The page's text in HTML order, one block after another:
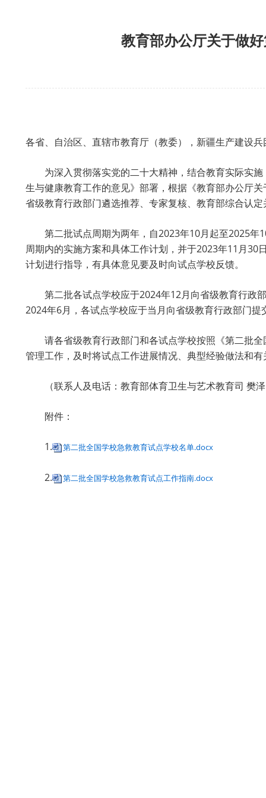
教育部办公厅关于做
各省、自治区、直辖市教育厅（教委），新疆生产建设
为深入贯彻落实党的二十大精神，结合教育实际实
生与健康教育工作的意见》部署，根据《教育部办公厅
省级教育行政部门遴选推荐、专家复核、教育部综合认
第二批试点周期为两年，自2023年10月起至2025
周期内的实施方案和具体工作计划，并于2023年11月
计划进行指导，有具体意见要及时向试点学校反馈。
第二批各试点学校应于2024年12月向省级教育行政
2024年6月，各试点学校应于当月向省级教育行政部门
请各省级教育行政部门和各试点学校按照《第二批
管理工作，及时将试点工作进展情况、典型经验做法和
（联系人及电话：教育部体育卫生与艺术教育司 樊
附件：
1. 第二批全国学校急救教育试点学校名单.docx
2. 第二批全国学校急救教育试点工作指南.docx